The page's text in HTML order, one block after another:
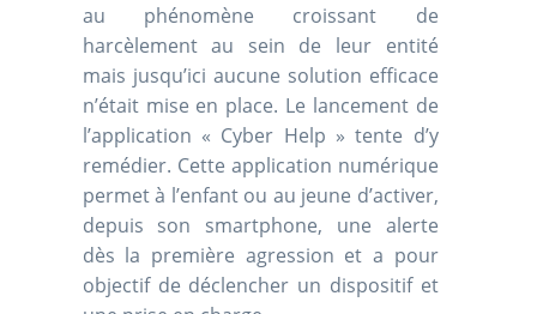
au phénomène croissant de
harcèlement au sein de leur entité
mais jusqu’ici aucune solution efficace
n’était mise en place. Le lancement de
l’application « Cyber Help » tente d’y
remédier. Cette application numérique
permet à l’enfant ou au jeune d’activer,
depuis son smartphone, une alerte
dès la première agression et a pour
objectif de déclencher un dispositif et